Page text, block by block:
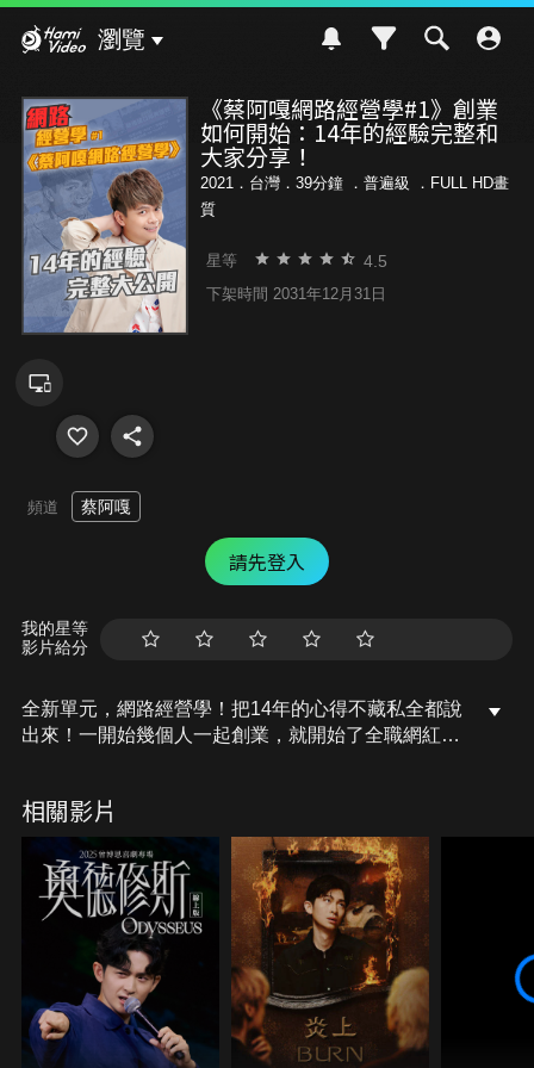
瀏覽
《蔡阿嘎網路經營學#1》創業
如何開始：14年的經驗完整和
大家分享！
2021．台灣．39分鐘 ． 普遍級
．FULL HD畫
質
星等 4.5
下架時間 2031年12月31日
頻道 蔡阿嘎
請先登入
我的星等
影片給分
全新單元，網路經營學！把14年的心得不藏私全都說
出來！一開始幾個人一起創業，就開始了全職網紅的
相關影片